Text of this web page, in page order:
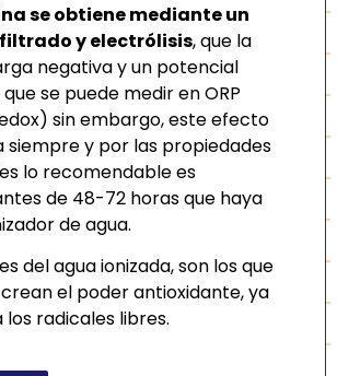
se obtiene mediante un
y electrólisis, que la
negativa y un potencial
se puede medir en ORP
sin embargo, este efecto
siempre y por las propiedades
lo recomendable es
de 48-72 horas que haya
de agua.
del agua ionizada, son los que
el poder antioxidante, ya
radicales libres.